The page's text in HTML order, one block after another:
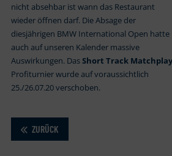
nicht absehbar ist wann das Restaurant
wieder öffnen darf. Die Absage der
diesjährigen BMW International Open hatte
auch auf unseren Kalender massive
Auswirkungen. DasShort Track Matchplay
Profiturnier wurde auf voraussichtlich
25./26.07.20 verschoben.
ZURÜCK